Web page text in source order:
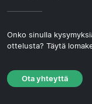
Onko sinulla
ottelusta? Täytä
Ota yhteyttä